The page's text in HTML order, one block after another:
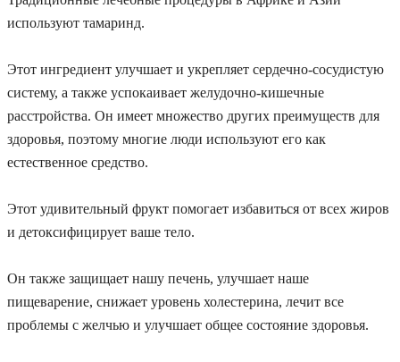
используют тамаринд.
Этот ингредиент улучшает и укрепляет сердечно-сосудистую
систему, а также успокаивает желудочно-кишечные
расстройства. Он имеет множество других преимуществ для
здоровья, поэтому многие люди используют его как
естественное средство.
Этот удивительный фрукт помогает избавиться от всех жиров
и детоксифицирует ваше тело.
Он также защищает нашу печень, улучшает наше
пищеварение, снижает уровень холестерина, лечит все
проблемы с желчью и улучшает общее состояние здоровья.